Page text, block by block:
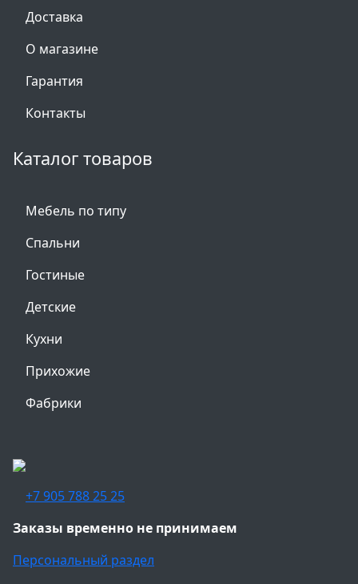
Доставка
О магазине
Гарантия
Контакты
Каталог товаров
Мебель по типу
Спальни
Гостиные
Детские
Кухни
Прихожие
Фабрики
+7 905 788 25 25
Заказы временно не принимаем
Персональный раздел